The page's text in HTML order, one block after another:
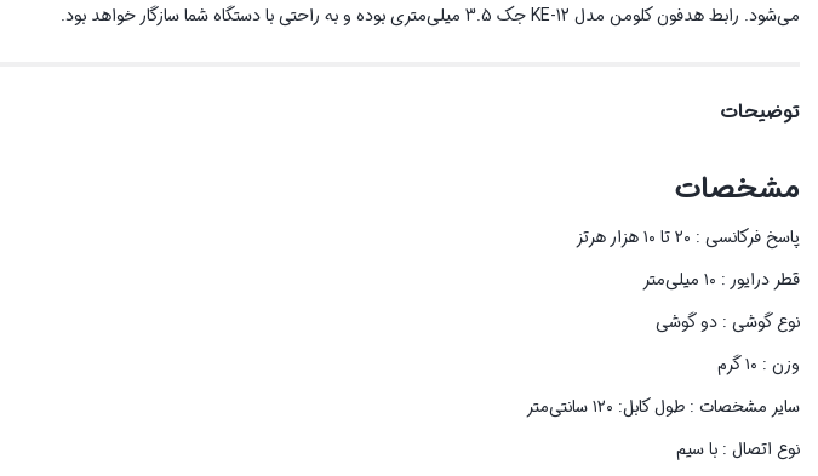
می‌شود. رابط هدفون کلومن مدل KE-12 جک 3.5 میلی‌متری بوده و به راحتی با دستگاه شما سازگار خواهد بود.
توضیحات
مشخصات
پاسخ فرکانسی : ۲۰ تا ۱۰ هزار هرتز
قطر درایور : ۱۰ میلی‌متر
نوع گوشی : دو گوشی
وزن : ۱۰ گرم
سایر مشخصات : طول کابل: ۱۲۰ سانتی‌متر
نوع اتصال : با سیم